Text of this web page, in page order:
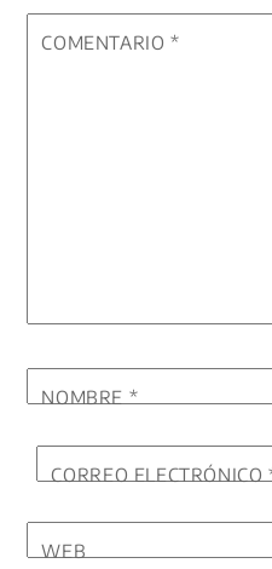
COMENTARIO*
NOMBRE *
CORREO ELECTRÓNICO
WEB